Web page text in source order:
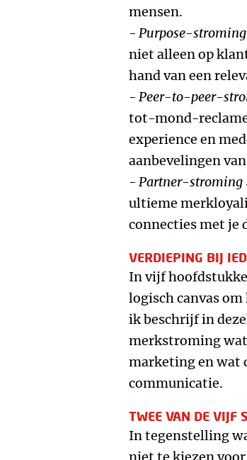
mensen.
- Purpose-
niet alleen op
hand van een
- Peer-to-peer-
tot-mond-
experience en
aanbevelingen
- Partner-stroming
ultieme
connecties met je
VERDIEPING BIJ
In vijf
logisch canvas
ik beschrijf in
merkstroming
marketing en wat
communicatie.
TWEE VAN DE VIJF
In tegenstelling